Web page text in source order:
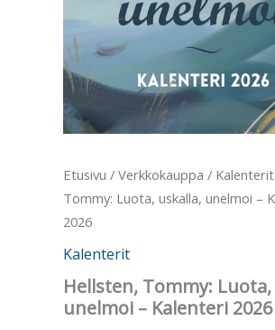
Etusivu / Verkkokauppa / Kalenterit
Tommy: Luota, uskalla, unelmoi –
2026
Kalenterit
Hellsten, Tommy:
unelmoi – Kalenteri 2026